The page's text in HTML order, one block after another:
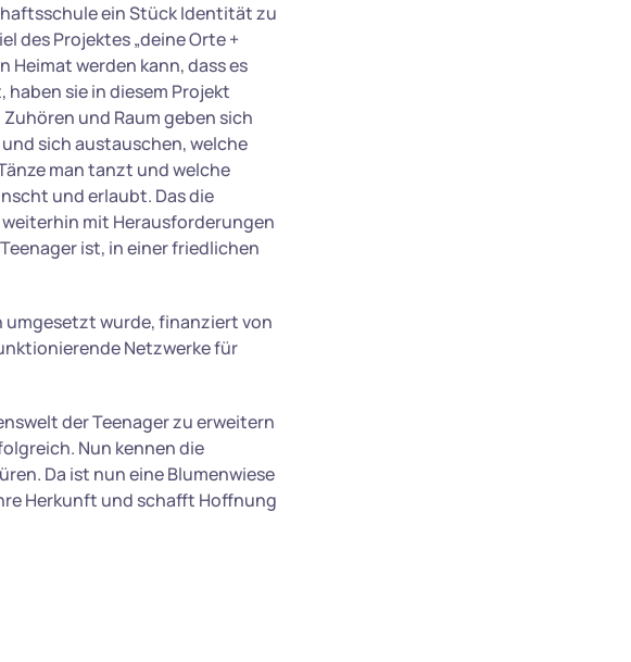
ein Stück Identität zu
des Projektes „deine Orte +
Heimat werden kann, dass es
sie in diesem Projekt
und Raum geben sich
sich austauschen, welche
man tanzt und welche
und erlaubt. Das die
mit Herausforderungen
ist, in einer friedlichen
umgesetzt wurde, finanziert von
Netzwerke für
der Teenager zu erweitern
Nun kennen die
Da ist nun eine Blumenwiese
Herkunft und schafft Hoffnung